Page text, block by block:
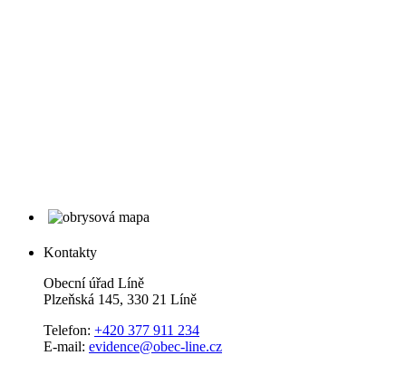
Kontakty
Obecní úřad Líně
Plzeňská 145, 330 21 Líně
Telefon: +420 377 911 234
E-mail: evidence@obec-line.cz